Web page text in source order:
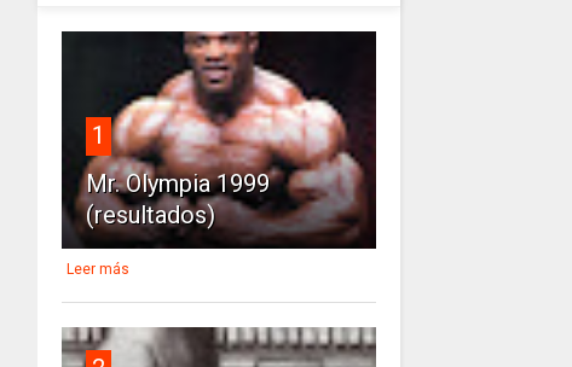
1
Mr. Olympia 1999
(resultados)
Leer más